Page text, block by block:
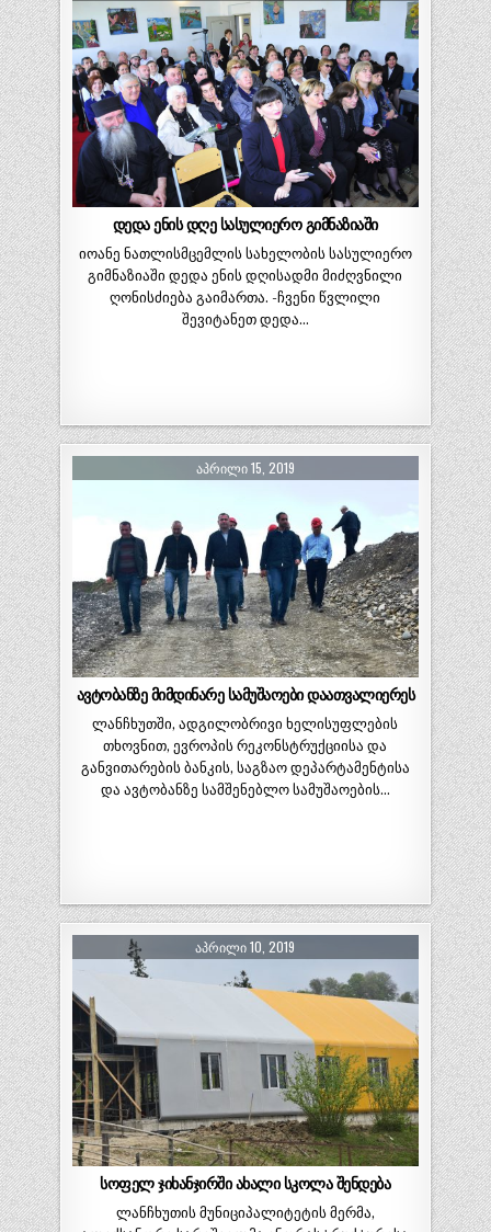
დედა ენის დღე სასულიერო გიმნაზიაში
იოანე ნათლისმცემლის სახელობის სასულიერო
გიმნაზიაში დედა ენის დღისადმი მიძღვნილი
ღონისძიება გაიმართა. -ჩვენი წვლილი
შევიტანეთ დედა…
ᲐᲞᲠᲘᲚᲘ 15, 2019
ავტობანზე მიმდინარე სამუშაოები დაათვალიერეს
ლანჩხუთში, ადგილობრივი ხელისუფლების
თხოვნით, ევროპის რეკონსტრუქციისა და
განვითარების ბანკის, საგზაო დეპარტამენტისა
და ავტობანზე სამშენებლო სამუშაოების…
ᲐᲞᲠᲘᲚᲘ 10, 2019
სოფელ ჯიხანჯირში ახალი სკოლა შენდება
ლანჩხუთის მუნიციპალიტეტის მერმა,